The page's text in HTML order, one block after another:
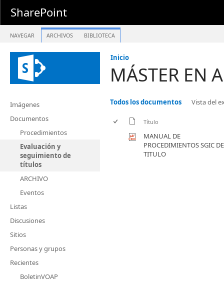
SharePoint
NAVEGAR ARCHIVOS BIBLIOTECA
Inicio
MÁSTER EN
Imágenes
Documentos
Procedimientos
Evaluación y
seguimiento de
títulos
ARCHIVO
Eventos
Listas
Discusiones
Sitios
Personas y grupos
Recientes
BoletinVOAP
Todos los documentos Vista del
Título
MANUAL DE
PROCEDIMIENTOS SGIC
TITULO